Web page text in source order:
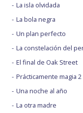
La isla olvidada
La bola negra
Un plan perfecto
La constelación del
El final de Oak Street
Prácticamente magia 2
Una noche al año
La otra madre